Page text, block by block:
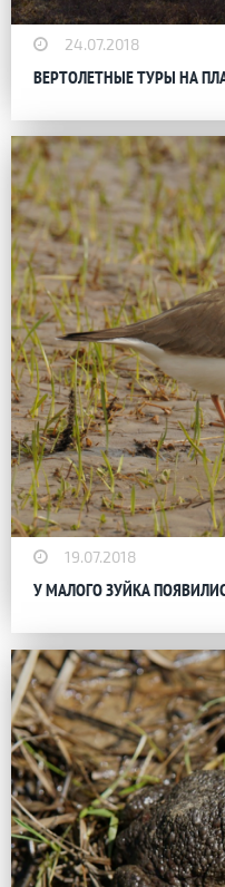
24.07.2018
ВЕРТОЛЕТНЫЕ ТУРЫ НА
19.07.2018
У МАЛОГО ЗУЙКА